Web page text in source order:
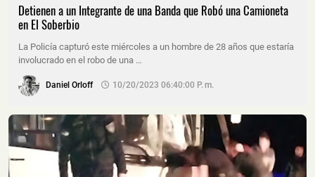
Detienen a un Integrante de una Banda que Robó una Camioneta
en El Soberbio
La Policía capturó este miércoles a un hombre de 28 años que estaría
involucrado en el robo de una …
Daniel Orloff 10/20/2023 06:40:00 P. M.